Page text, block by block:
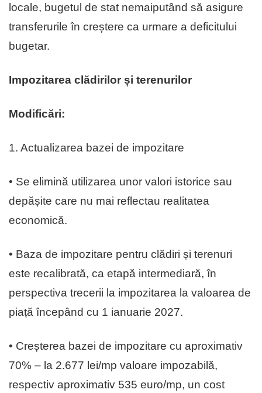
locale, bugetul de stat nemaiputând să asigure
transferurile în creștere ca urmare a deficitului
bugetar.
Impozitarea clădirilor și terenurilor
Modificări:
1. Actualizarea bazei de impozitare
• Se elimină utilizarea unor valori istorice sau
depășite care nu mai reflectau realitatea
economică.
• Baza de impozitare pentru clădiri și terenuri
este recalibrată, ca etapă intermediară, în
perspectiva trecerii la impozitarea la valoarea de
piață începând cu 1 ianuarie 2027.
• Creșterea bazei de impozitare cu aproximativ
70% – la 2.677 lei/mp valoare impozabilă,
respectiv aproximativ 535 euro/mp, un cost